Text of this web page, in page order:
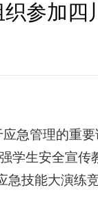
织参加四
急管理的重
生安全宣传
技能大演练